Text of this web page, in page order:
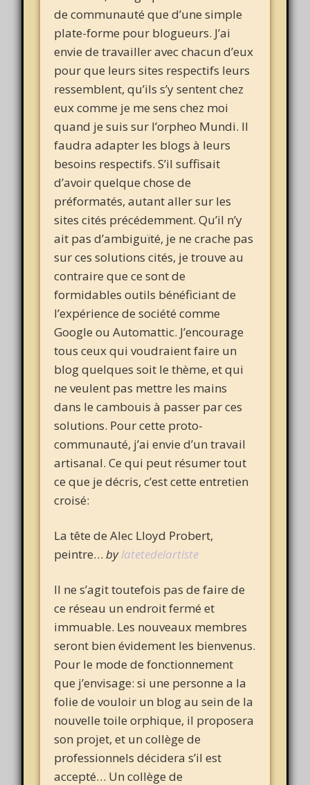
de communauté que d’une simple
plate-forme pour blogueurs. J’ai
envie de travailler avec chacun d’eux
pour que leurs sites respectifs leurs
ressemblent, qu’ils s’y sentent chez
eux comme je me sens chez moi
quand je suis sur l’orpheo Mundi. Il
faudra adapter les blogs à leurs
besoins respectifs. S’il suffisait
d’avoir quelque chose de
préformatés, autant aller sur les
sites cités précédemment. Qu’il n’y
ait pas d’ambiguïté, je ne crache pas
sur ces solutions cités, je trouve au
contraire que ce sont de
formidables outils bénéficiant de
l’expérience de société comme
Google ou Automattic. J’encourage
tous ceux qui voudraient faire un
blog quelques soit le thème, et qui
ne veulent pas mettre les mains
dans le cambouis à passer par ces
solutions. Pour cette proto-
communauté, j’ai envie d’un travail
artisanal. Ce qui peut résumer tout
ce que je décris, c’est cette entretien
croisé:
La tête de Alec Lloyd Probert,
peintre…bylatetedelartiste
Il ne s’agit toutefois pas de faire de
ce réseau un endroit fermé et
immuable. Les nouveaux membres
seront bien évidement les bienvenus.
Pour le mode de fonctionnement
que j’envisage: si une personne a la
folie de vouloir un blog au sein de la
nouvelle toile orphique, il proposera
son projet, et un collège de
professionnels décidera s’il est
accepté… Un collège de